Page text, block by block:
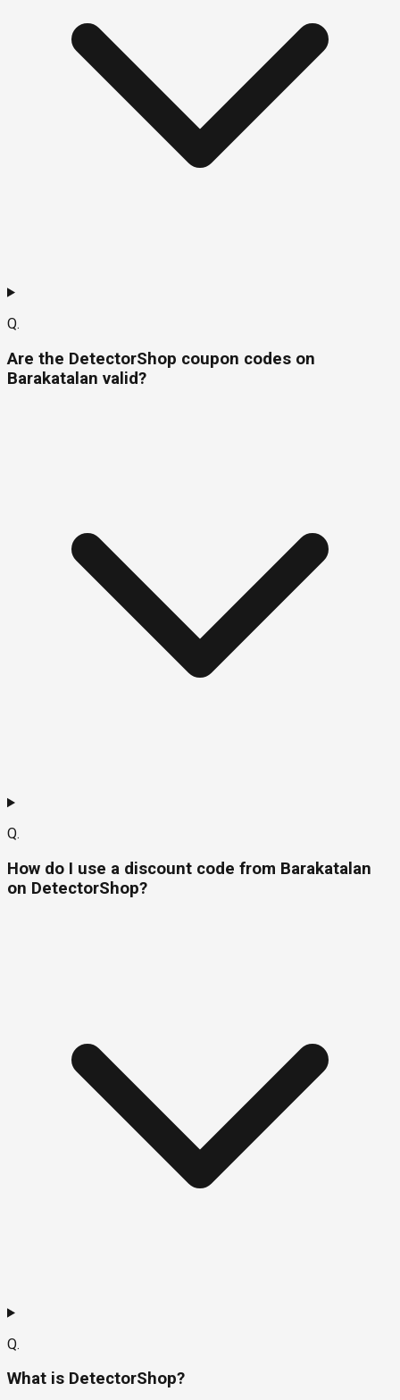
Q.
Are the DetectorShop coupon codes on
Barakatalan valid?
Q.
How do I use a discount code from Barakatalan
on DetectorShop?
Q.
What is DetectorShop?